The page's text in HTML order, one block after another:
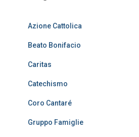
Azione Cattolica
Beato Bonifacio
Caritas
Catechismo
Coro Cantaré
Gruppo Famiglie